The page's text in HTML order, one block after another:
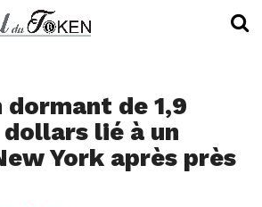
de 1,9
lié à un
York après près